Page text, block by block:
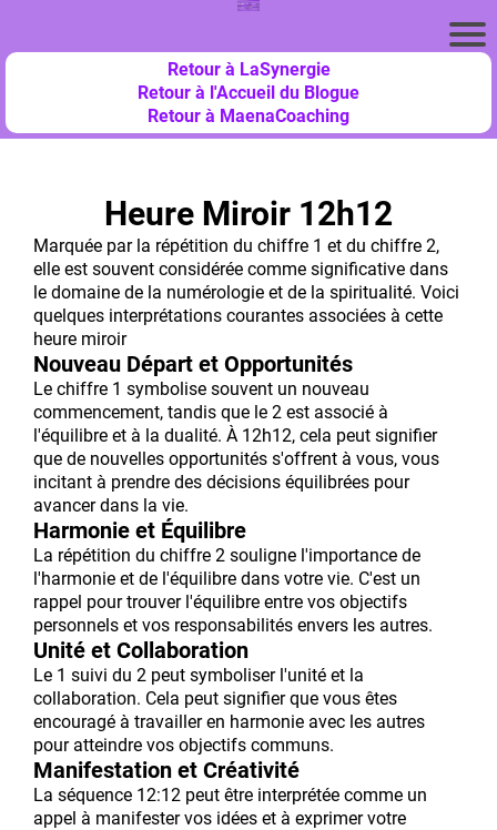
Retour à LaSynergie
Retour à l'Accueil du Blogue
Retour à MaenaCoaching
Heure Miroir 12h12
Marquée par la répétition du chiffre 1 et du chiffre 2,
elle est souvent considérée comme significative dans
le domaine de la numérologie et de la spiritualité. Voici
quelques interprétations courantes associées à cette
heure miroir
Nouveau Départ et Opportunités
Le chiffre 1 symbolise souvent un nouveau
commencement, tandis que le 2 est associé à
l'équilibre et à la dualité. À 12h12, cela peut signifier
que de nouvelles opportunités s'offrent à vous, vous
incitant à prendre des décisions équilibrées pour
avancer dans la vie.
Harmonie et Équilibre
La répétition du chiffre 2 souligne l'importance de
l'harmonie et de l'équilibre dans votre vie. C'est un
rappel pour trouver l'équilibre entre vos objectifs
personnels et vos responsabilités envers les autres.
Unité et Collaboration
Le 1 suivi du 2 peut symboliser l'unité et la
collaboration. Cela peut signifier que vous êtes
encouragé à travailler en harmonie avec les autres
pour atteindre vos objectifs communs.
Manifestation et Créativité
La séquence 12:12 peut être interprétée comme un
appel à manifester vos idées et à exprimer votre